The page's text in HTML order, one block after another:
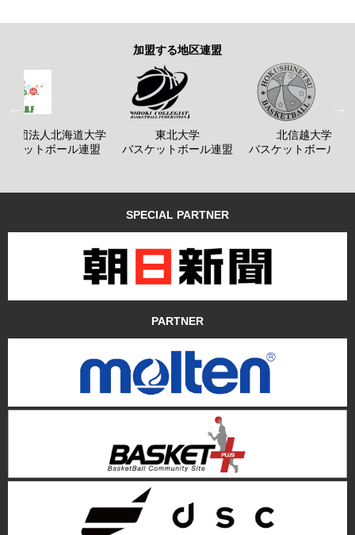
加盟する地区連盟
社団法人北海道大学
ケットボール連盟
東北大学
バスケットボール連盟
北信越大学
バスケットボール連
SPECIAL PARTNER
PARTNER